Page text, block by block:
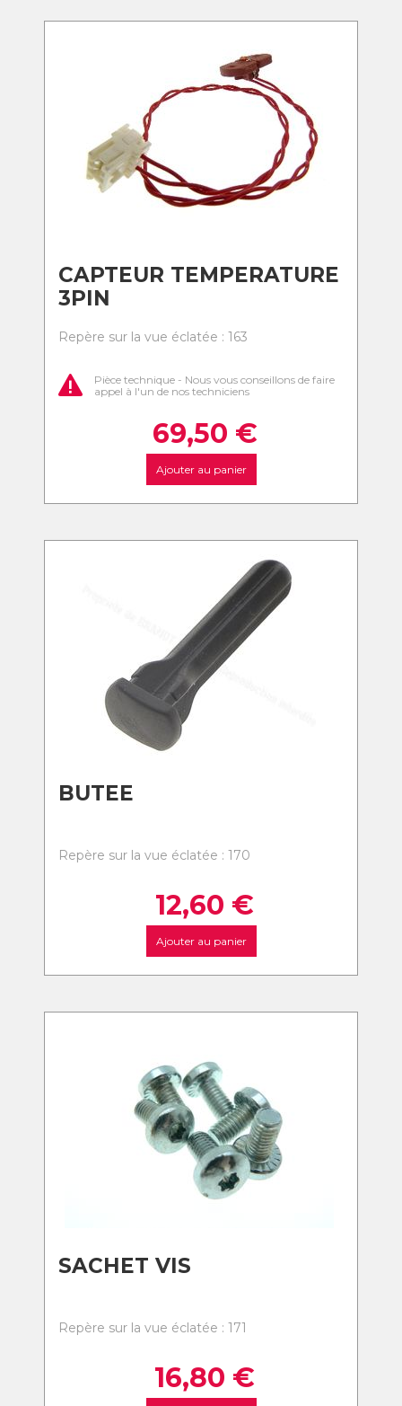
CAPTEUR TEMPERATURE
3PIN
Repère sur la vue éclatée : 163
Pièce technique - Nous vous conseillons de faire
appel à l'un de nos techniciens
69,50 €
Ajouter au panier
BUTEE
Repère sur la vue éclatée : 170
12,60 €
Ajouter au panier
SACHET VIS
Repère sur la vue éclatée : 171
16,80 €